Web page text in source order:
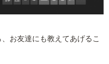
お友達にも教えてあげるこ